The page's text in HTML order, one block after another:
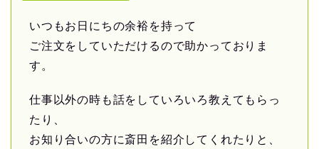
いつもお日にちの余裕を持って
ご注文をしていただけるので助かっておりま
す。
仕事以外の時も話をしていろいろ教えてもらっ
たり、
お知り合いの方に斎田を紹介してくれたりと、